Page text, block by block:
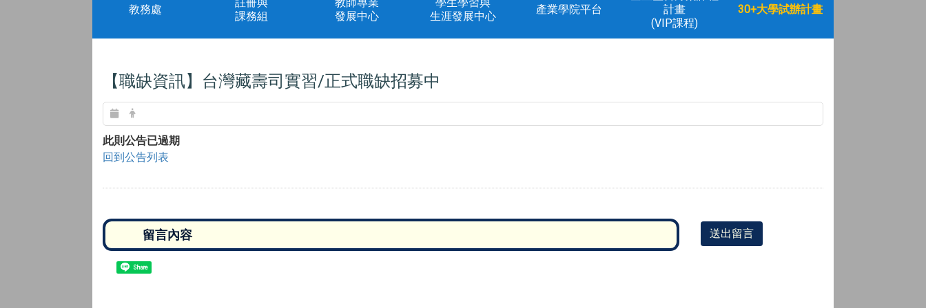
教務處
課務組
發展中心
生涯發展中心
產業學院平台
計畫
(VIP課程)
30+大學試辦計畫
【職缺資訊】台灣藏壽司實習/正式職缺招募中
此則公告已過期
回到公告列表
送出留言
Share